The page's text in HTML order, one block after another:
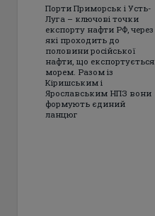
Порти Приморськ і Усть-
Луга – ключові точки
експорту нафти РФ, через
які проходить до
половини російської
нафти, що експортується
морем. Разом із
Кіришським і
Ярославським НПЗ вони
формують єдиний
ланцюг